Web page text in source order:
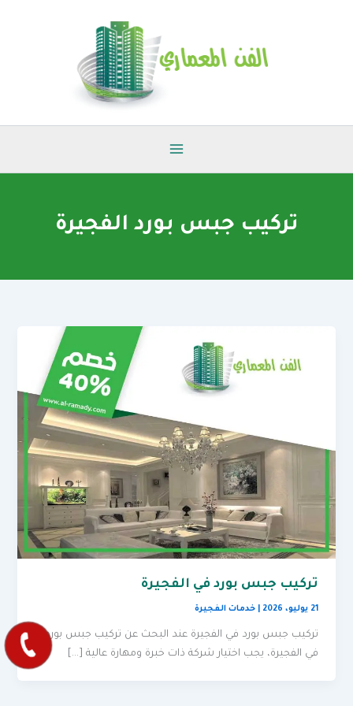
تركيب جبس بورد الفجيرة
تركيب جبس بورد في الفجيرة
21 يوليو، 2026 |خدمات الفجيرة
تركيب جبس بورد في الفجيرة عند البحث عن تركيب جبس بورد
في الفجيرة، يجب اختيار شركة ذات خبرة ومهارة عالية […]